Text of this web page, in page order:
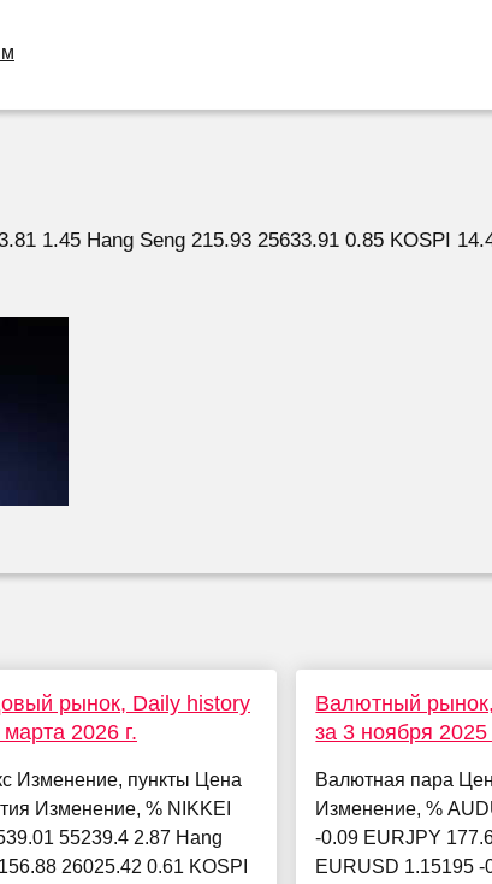
1.45 Hang Seng 215.93 25633.91 0.85 KOSPI
рынок, Daily history
2026 г.
Изменение, пункты Цена
Изменение, % NIKKEI
55239.4 2.87 Hang
26025.42 0.61 KOSPI
Валютный
за 3 ноября 2025
Валютная пара
Изменение, %
-0.09 EURJPY
EURUSD 1.15195 -